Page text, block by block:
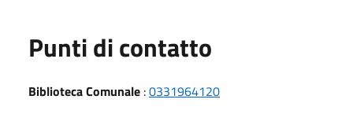
Punti di contatto
Biblioteca Comunale :0331964120